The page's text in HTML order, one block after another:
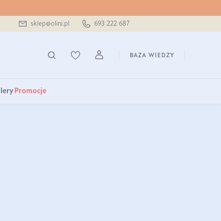
sklep@olini.pl 693 222 687
BAZA WIEDZY
Promocje